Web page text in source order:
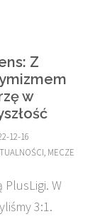
Z
w
12-16
, MECZE
W
3:1.